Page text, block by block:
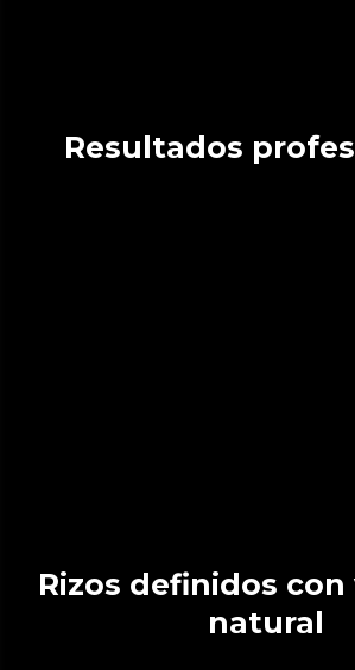
Resultados
Rizos definidos con volumen
natural